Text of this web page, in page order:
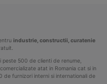
industrie, constructii, curatenie
peste 500 de clienti de renume,
atat in Romania cat si in
de furnizori interni si internationali de